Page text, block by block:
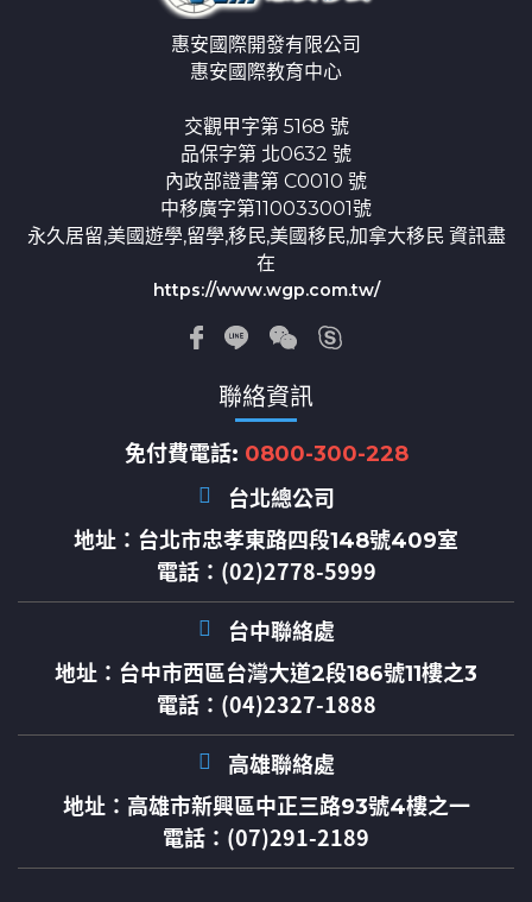
惠安國際開發有限公司
惠安國際教育中心
交觀甲字第 5168 號
品保字第 北0632 號
內政部證書第 C0010 號
中移廣字第110033001號
永久居留,美國遊學,留學,移民,美國移民,加拿大移民 資訊盡
在
https://www.wgp.com.tw/
聯絡資訊
免付費電話: 0800-300-228
台北總公司
地址： 台北市忠孝東路四段148號409室
電話：(02)2778-5999
台中聯絡處
地址： 台中市西區台灣大道2段186號11樓之3
電話：(04)2327-1888
高雄聯絡處
地址： 高雄市新興區中正三路93號4樓之一
電話：(07)291-2189